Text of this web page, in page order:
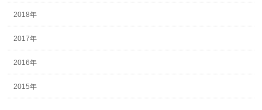
2018年
2017年
2016年
2015年